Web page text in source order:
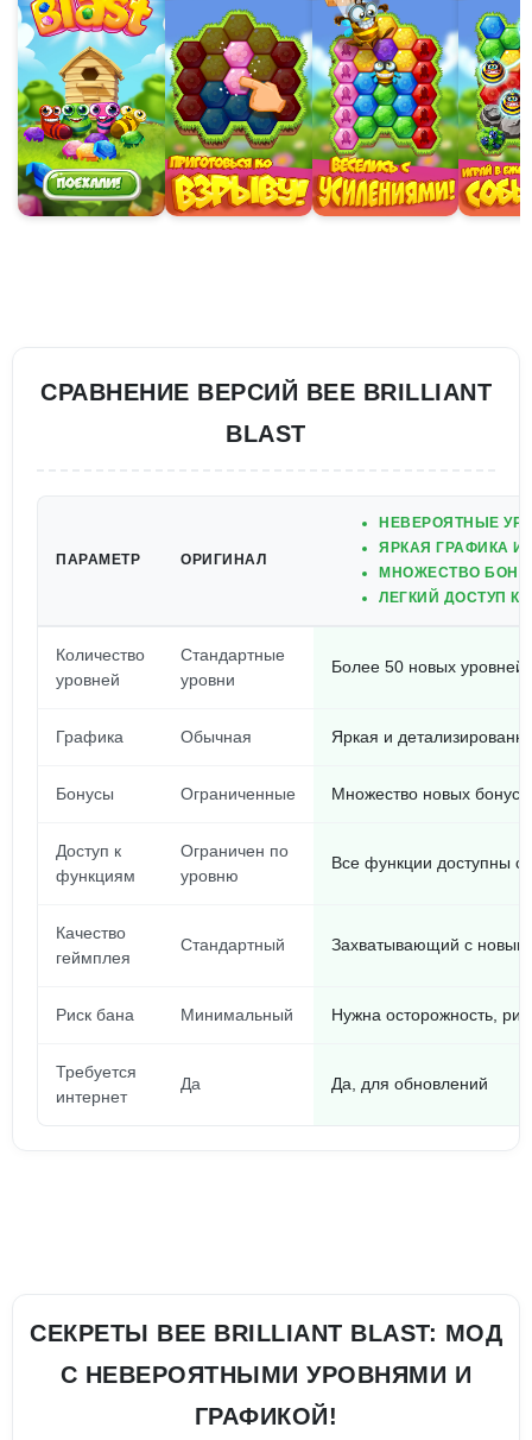
СРАВНЕНИЕ ВЕРСИЙ BEE BRILLIANT
BLAST
ПАРАМЕТР ОРИГИНАЛ
НЕВЕРОЯТНЫЕ
ЯРКАЯ ГРАФИКА
МНОЖЕСТВО
ЛЕГКИЙ ДОСТУП
Количество
уровней
Стандартные
уровни
Более 50 новых
Графика Обычная Яркая и
Бонусы Ограниченные Множество новых
Доступ к
функциям
Ограничен по
уровню
Все функции доступны
Качество
геймплея
Стандартный Захватывающий с
Риск бана Минимальный Нужна осторожность,
Требуется
интернет
Да Да, для обновлений
СЕКРЕТЫ BEE BRILLIANT BLAST: МОД
С НЕВЕРОЯТНЫМИ УРОВНЯМИ И
ГРАФИКОЙ!